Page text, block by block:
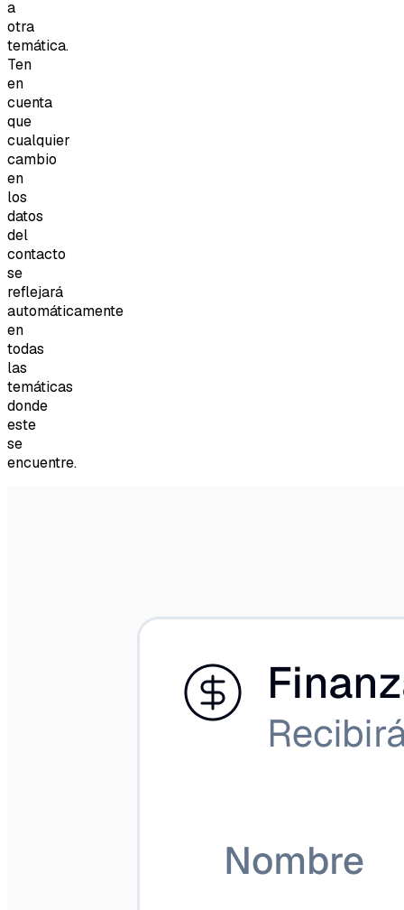
a
otra
temática.
Ten
en
cuenta
que
cualquier
cambio
en
los
datos
del
contacto
se
reflejará
automáticamente
en
todas
las
temáticas
donde
este
se
encuentre.